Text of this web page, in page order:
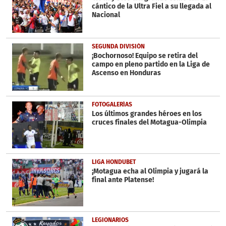
cántico de la Ultra Fiel a su llegada al
Nacional
SEGUNDA DIVISIÓN
¡Bochornoso! Equipo se retira del
campo en pleno partido en la Liga de
Ascenso en Honduras
FOTOGALERÍAS
Los últimos grandes héroes en los
cruces finales del Motagua-Olimpia
LIGA HONDUBET
¡Motagua echa al Olimpia y jugará la
final ante Platense!
LEGIONARIOS